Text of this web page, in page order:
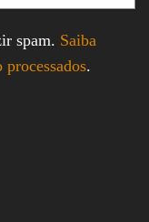
spam. Saiba
processados.